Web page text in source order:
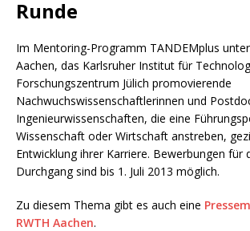
Runde
Im Mentoring-Programm TANDEMplus
Aachen, das Karlsruher Institut für
Forschungszentrum Jülich promovierende
Nachwuchswissenschaftlerinnen und
Ingenieurwissenschaften, die eine
Wissenschaft oder Wirtschaft anstreben,
Entwicklung ihrer Karriere. Bewerbungen für
Durchgang sind bis 1. Juli 2013 möglich.
Zu diesem Thema gibt es auch eine
RWTH Aachen.